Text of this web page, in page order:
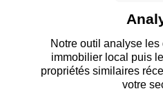
Notre outil analyse
immobilier local puis
propriétés similaires
votre